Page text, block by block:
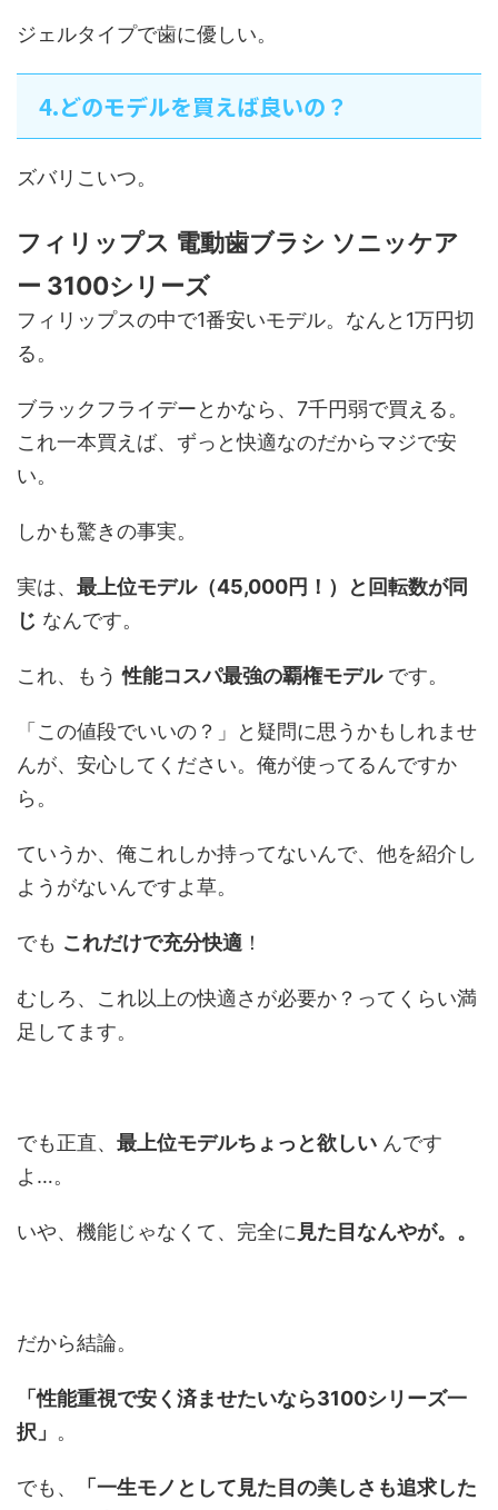
ジェルタイプで歯に優しい。
4.どのモデルを買えば良いの？
ズバリこいつ。
フィリップス 電動歯ブラシ ソニッケア
ー 3100シリーズ
フィリップスの中で1番安いモデル。なんと1万円切
る。
ブラックフライデーとかなら、7千円弱で買える。
これ一本買えば、ずっと快適なのだからマジで安
い。
しかも驚きの事実。
実は、 最上位モデル（45,000円！）と回転数が同
じ なんです。
これ、もう性能コスパ最強の覇権モデルです。
「この値段でいいの？」と疑問に思うかもしれませ
んが、安心してください。俺が使ってるんですか
ら。
ていうか、俺これしか持ってないんで、他を紹介し
ようがないんですよ草。
でも これだけで充分快適 ！
むしろ、これ以上の快適さが必要か？ってくらい満
足してます。
でも正直、 最上位モデルちょっと欲しい んです
よ…。
いや、機能じゃなくて、完全に 見た目なんやが。。
だから結論。
「性能重視で安く済ませたいなら3100シリーズ一
択」 。
でも、
「一生モノとして見た目の美しさも追求した